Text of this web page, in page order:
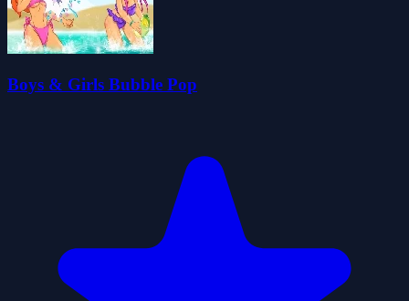
Boys & Girls Bubble Pop